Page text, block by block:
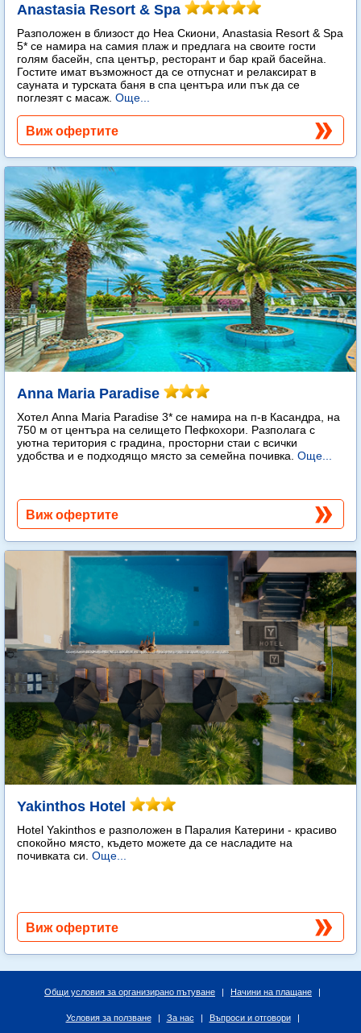
Anastasia Resort & Spa
Разположен в близост до Неа Скиони, Anastasia Resort & Spa
5* се намира на самия плаж и предлага на своите гости
голям басейн, спа център, ресторант и бар край басейна.
Гостите имат възможност да се отпуснат и релаксират в
сауната и турската баня в спа центъра или пък да се
поглезят с масаж. Още...
Виж офертите
Anna Maria Paradise
Хотел Anna Maria Paradise 3* се намира на п-в Касандра, на
750 м от центъра на селището Пефкохори. Разполага с
уютна територия с градина, просторни стаи с всички
удобства и е подходящо място за семейна почивка. Още...
Виж офертите
Yakinthos Hotel
Hotel Yakinthos e разположен в Паралия Катерини - красиво
спокойно място, където можете да се насладите на
почивката си. Още...
Виж офертите
Общи условия за организирано пътуване Начини на плащане
Условия за ползване За нас Въпроси и отговори